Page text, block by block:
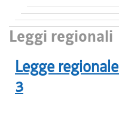
Leggi regionali
Legge regionale
3